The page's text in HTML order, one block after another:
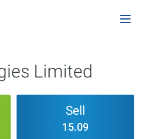
Limited
Sell
15.09